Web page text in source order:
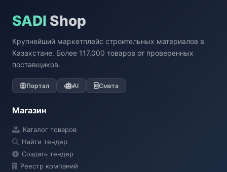
SADI Shop
Крупнейший маркетплейс строительных материалов в
Казахстане. Более 117,000 товаров от проверенных
поставщиков.
Портал AI Смета
Магазин
Каталог товаров
Найти тендер
Создать тендер
Реестр компаний